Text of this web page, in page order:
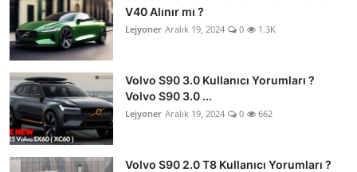
V40 Alınır mı ?
Lejyoner Aralık 19, 2024 0 1.3K
Volvo S90 3.0 Kullanıcı Yorumları ?
Volvo S90 3.0 ...
Lejyoner Aralık 19, 2024 0 662
Volvo S90 2.0 T8 Kullanıcı Yorumları ?